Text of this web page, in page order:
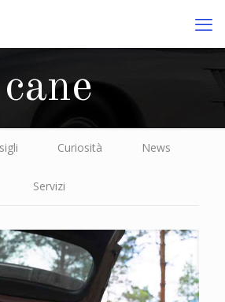
cane
Curiosità News
Servizi